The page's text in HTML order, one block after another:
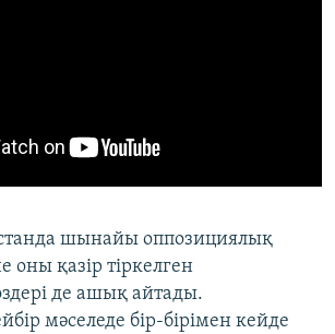
шынайы оппозициялық
оны қазір тіркелген
де ашық айтады.
мәселеде бір-бірімен кейде